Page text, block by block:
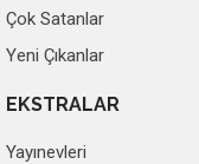
Çok Satanlar
Yeni Çıkanlar
EKSTRALAR
Yayınevleri